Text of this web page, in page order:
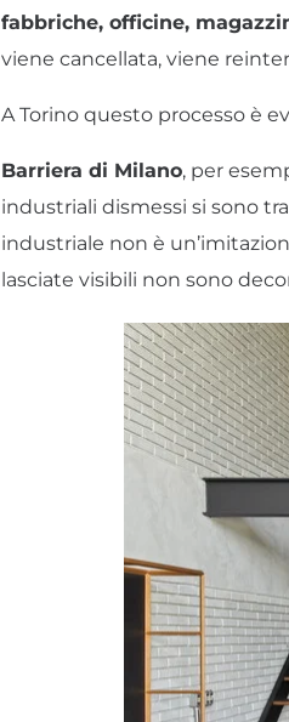
fabbriche, officine,
viene cancellata, viene
A Torino questo processo è
Barriera di Milano, per
industriali dismessi si sono
industriale non è
lasciate visibili non sono